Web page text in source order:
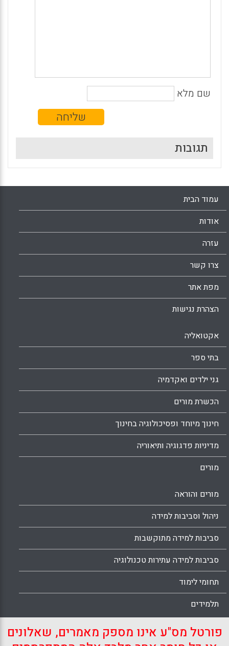
שם מלא
תגובות
עמוד הבית
אודות
עזרה
צרו קשר
מפת אתר
הצהרת נגישות
אקטואליה
בתי ספר
גני ילדים ואקדמיה
הכשרת מורים
חינוך מיוחד ופסיכולוגיה בחינוך
מדיניות פדגוגיה ותיאוריה
מורים
מורים והוראה
ניהול וסביבות למידה
סביבות למידה מתוקשבות
סביבות למידה עתירות טכנולוגיה
תחומי לימוד
תלמידים
פורטל מס"ע אינו מספק מאמרים, שאלונים